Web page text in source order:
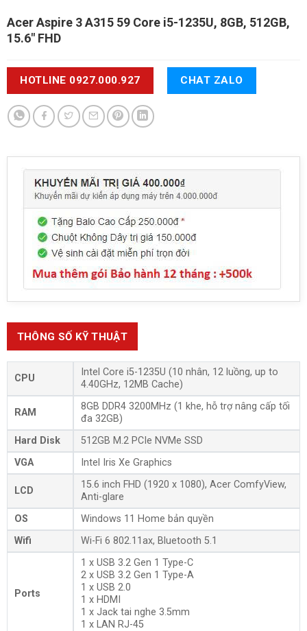
Acer Aspire 3 A315 59 Core i5-1235U, 8GB, 512GB,
15.6" FHD
HOTLINE 0927.000.927 CHAT ZALO
THÔNG SỐ KỸ THUẬT
CPU
Intel Core i5-1235U (10 nhân, 12 luồng, up to
4.40GHz, 12MB Cache)
RAM
8GB DDR4 3200MHz (1 khe, hỗ trợ nâng cấp tối
đa 32GB)
Hard Disk
512GB M.2 PCIe NVMe SSD
VGA
Intel Iris Xe Graphics
LCD
15.6 inch FHD (1920 x 1080), Acer ComfyView,
Anti-glare
OS
Windows 11 Home bản quyền
Wifi
Wi-Fi 6 802.11ax, Bluetooth 5.1
Ports
1 x USB 3.2 Gen 1 Type-C
2 x USB 3.2 Gen 1 Type-A
1 x USB 2.0
1 x HDMI
1 x Jack tai nghe 3.5mm
1 x LAN RJ-45